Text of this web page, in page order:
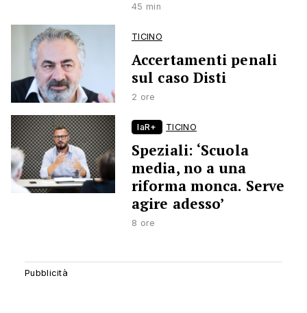
45 min
TICINO
Accertamenti penali
sul caso Disti
2 ore
laR+ TICINO
Speziali: ‘Scuola
media, no a una
riforma monca. Serve
agire adesso’
8 ore